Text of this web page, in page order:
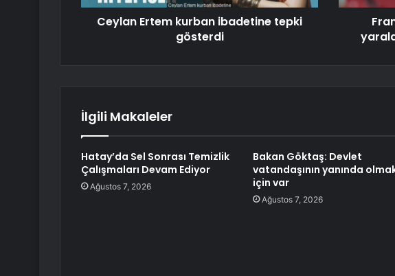
Ceylan Ertem kurban ibadetine tepki
gösterdi
İlgili Makaleler
Hatay’da Sel Sonrası Temizlik
Çalışmaları Devam Ediyor
Ağustos 7, 2026
Bakan Göktaş: Devlet
vatandaşının yanında
için var
Ağustos 7, 2026